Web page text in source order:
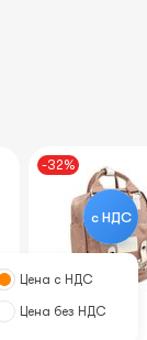
-32%
с НДС
Цена с НДС
Цена без НДС